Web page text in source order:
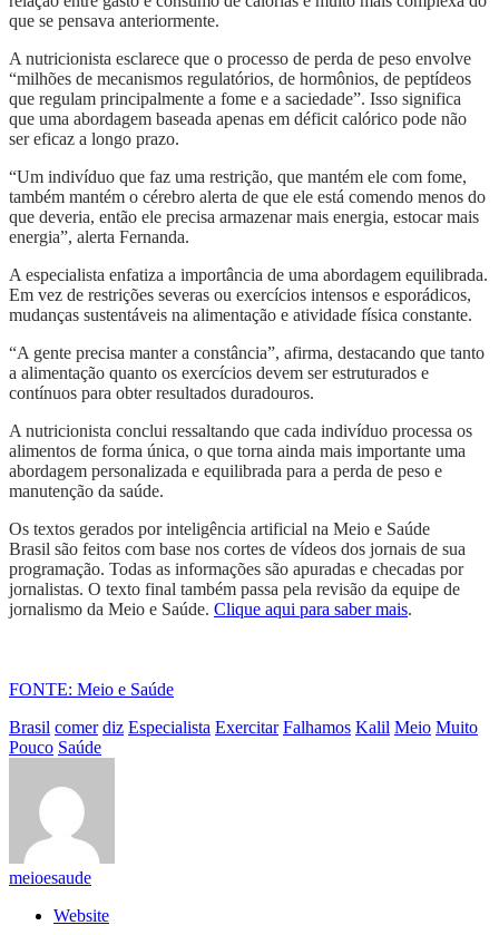
que se pensava anteriormente.
A nutricionista esclarece que o processo de perda de peso envolve
“milhões de mecanismos regulatórios, de hormônios, de peptídeos
que regulam principalmente a fome e a saciedade”. Isso significa
que uma abordagem baseada apenas em déficit calórico pode não
ser eficaz a longo prazo.
“Um indivíduo que faz uma restrição, que mantém ele com fome,
também mantém o cérebro alerta de que ele está comendo menos do
que deveria, então ele precisa armazenar mais energia, estocar mais
energia”, alerta Fernanda.
A especialista enfatiza a importância de uma abordagem equilibrada.
Em vez de restrições severas ou exercícios intensos e esporádicos,
mudanças sustentáveis na alimentação e atividade física constante.
“A gente precisa manter a constância”, afirma, destacando que tanto
a alimentação quanto os exercícios devem ser estruturados e
contínuos para obter resultados duradouros.
A nutricionista conclui ressaltando que cada indivíduo processa os
alimentos de forma única, o que torna ainda mais importante uma
abordagem personalizada e equilibrada para a perda de peso e
manutenção da saúde.
Os textos gerados por inteligência artificial na Meio e Saúde
Brasil são feitos com base nos cortes de vídeos dos jornais de sua
programação. Todas as informações são apuradas e checadas por
jornalistas. O texto final também passa pela revisão da equipe de
jornalismo da Meio e Saúde. Clique aqui para saber mais.
FONTE: Meio e Saúde
Brasil comer diz Especialista Exercitar Falhamos Kalil Meio Muito
Pouco Saúde
meioesaude
Website